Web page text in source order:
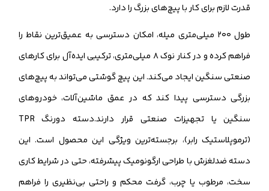
قدرت لازم برای کار با پیچ‌های بزرگ را دارد.
طول ۲۰۰ میلی‌متری میله، امکان دسترسی به عمیق‌ترین نقاط را
فراهم کرده و در کنار نوک ۸ میلی‌متری، ترکیبی ایده‌آل برای کارهای
صنعتی سنگین ایجاد می‌کند. این پیچ گوشتی می‌تواند به پیچ‌های
بزرگی دسترسی پیدا کند که در عمق ماشین‌آلات، خودروهای
سنگین یا تجهیزات صنعتی قرار دارند.دسته دورنگ TPR
(ترموپلاستیک رابر)، برجسته‌ترین ویژگی این محصول است. این
دسته ضدلغزش با طراحی ارگونومیک پیشرفته، حتی در شرایط کاری
سخت، مرطوب یا چرب، گرفت محکم و راحتی بی‌نظیری را فراهم